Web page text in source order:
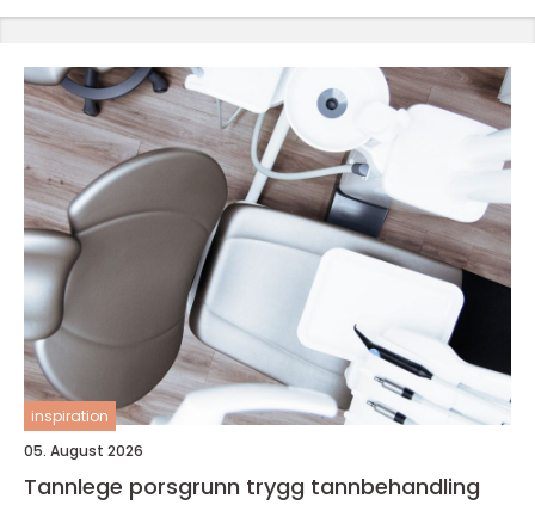
inspiration
05. August 2026
Tannlege porsgrunn trygg tannbehandling